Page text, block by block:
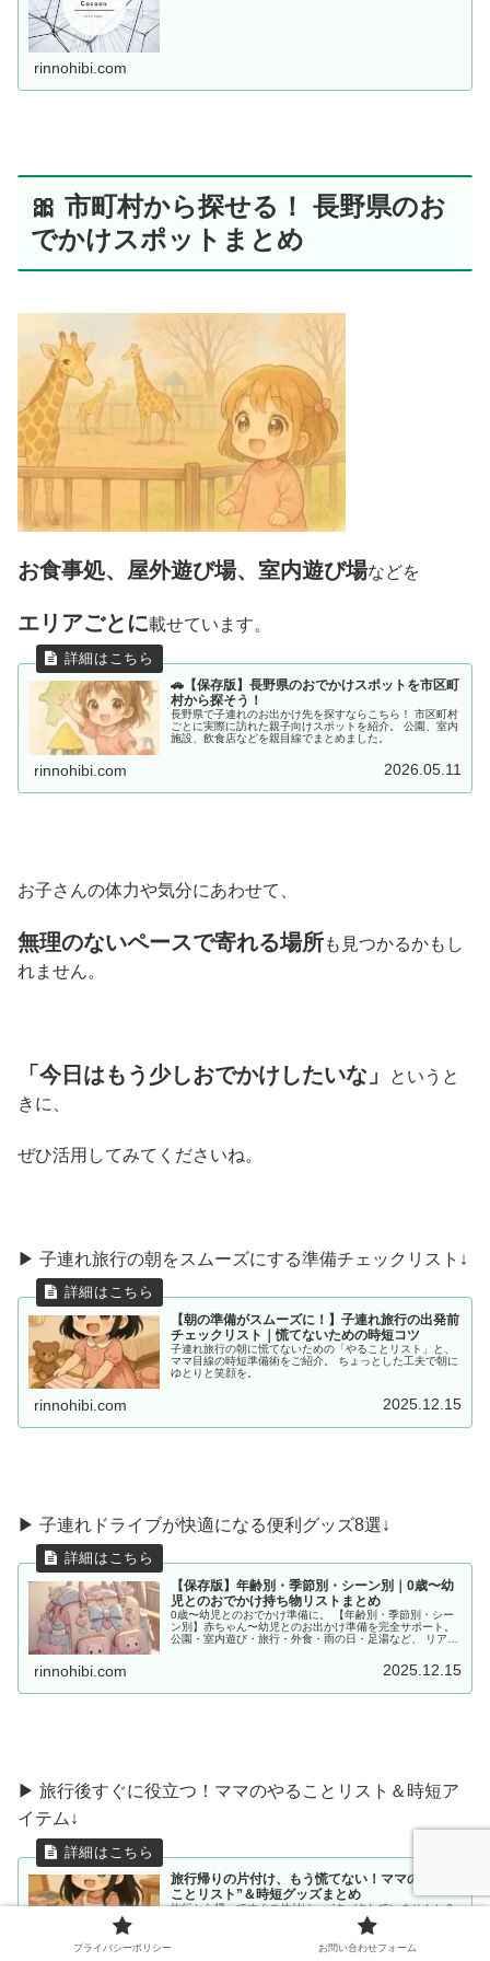
rinnohibi.com
🎀 市町村から探せる！ 長野県のお
でかけスポットまとめ
お食事処、屋外遊び場、室内遊び場などを
エリアごとに載せています。
🚗【保存版】長野県のおでかけスポットを市区町
村から探そう！
長野県で子連れのお出かけ先を探すならこちら！ 市区町村
ごとに実際に訪れた親子向けスポットを紹介。 公園、室内
施設、飲食店などを親目線でまとめました。
rinnohibi.com 2026.05.11
お子さんの体力や気分にあわせて、
無理のないペースで寄れる場所も見つかるかもし
れません。
「今日はもう少しおでかけしたいな」
というと
きに、
ぜひ活用してみてくださいね。
▶ 子連れ旅行の朝をスムーズにする準備チェックリスト↓
【朝の準備がスムーズに！】子連れ旅行の出発前
チェックリスト｜慌てないための時短コツ
子連れ旅行の朝に慌てないための「やることリスト」と、
ママ目線の時短準備術をご紹介。 ちょっとした工夫で朝に
ゆとりと笑顔を。
rinnohibi.com 2025.12.15
▶︎ 子連れドライブが快適になる便利グッズ8選↓
【保存版】年齢別・季節別・シーン別｜0歳〜幼
児とのおでかけ持ち物リストまとめ
0歳〜幼児とのおでかけ準備に。 【年齢別・季節別・シー
ン別】赤ちゃん〜幼児とのお出かけ準備を完全サポート。
公園・室内遊び・旅行・外食・雨の日・足湯など、 リアル
rinnohibi.com 2025.12.15
▶ 旅行後すぐに役立つ！ママのやることリスト＆時短ア
イテム↓
旅行帰りの片付け、もう慌てない！ママの“やる
ことリスト”＆時短グッズまとめ
旅行から帰ってすぐの片付け、バタバタしていませんか？
子連れ旅行後にやることリストと時短アイテムをまとめま
した。 洗濯・持ち物整理・翌日の準備まで、 “最低限ルー
ティン”で、少しだけラクしませんか？
プライバシーポリシー お問い合わせフォーム